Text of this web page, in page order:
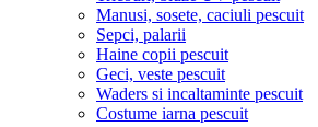
Manusi, sosete, caciuli pescuit
Sepci, palarii
Haine copii pescuit
Geci, veste pescuit
Waders si incaltaminte pescuit
Costume iarna pescuit